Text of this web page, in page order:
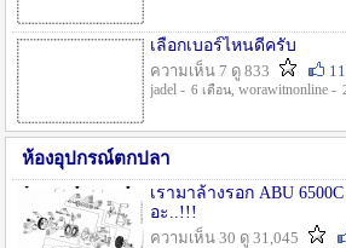
เลือกเบอร์ไหนดีครับ
ความเห็น 7 ดู 833
11
jadel - 6 เดือน, worawitnonline -
ห้องอุปกรณ์ตกปลา
เรามาล้างรอก ABU 6500C
อะ..!!!
ความเห็น 30 ดู 31,045